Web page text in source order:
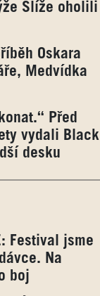
Slíže oholili
Oskara
Medvídka
Před
vydali Black
desku
Festival jsme
Na
boj